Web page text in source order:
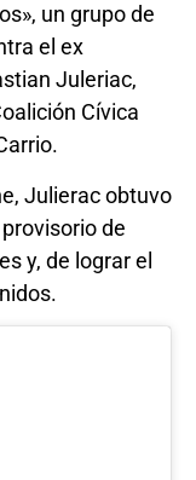
un grupo de
el ex
Juleriac,
Cívica
Julierac obtuvo
de
y, de lograr el